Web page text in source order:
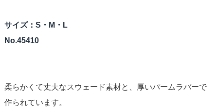
サイズ：S・M・L
No.45410
柔らかくて丈夫なスウェード素材と、厚いパームラバーで
作られています。